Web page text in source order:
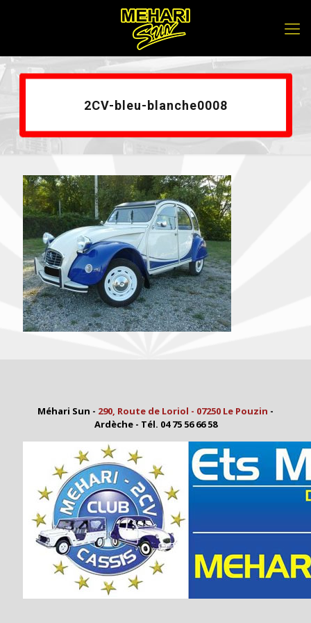
2CV-bleu-blanche0008
Méhari Sun - 290, Route de Loriol - 07250 Le Pouzin -
Ardèche - Tél. 04 75 56 66 58